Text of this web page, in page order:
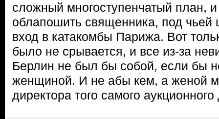
сложный многоступенчатый план, и
облапошить священника, под чьей
вход в катакомбы Парижа. Вот
было не срывается, и все из-за
Берлин не был бы собой, если бы
женщиной. И не абы кем, а женой
директора того самого